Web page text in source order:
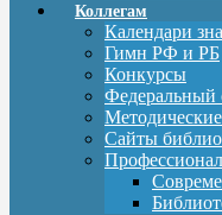
Коллегам
Календари
Гимн РФ и РБ
Конкурсы
Федеральный
Сайты